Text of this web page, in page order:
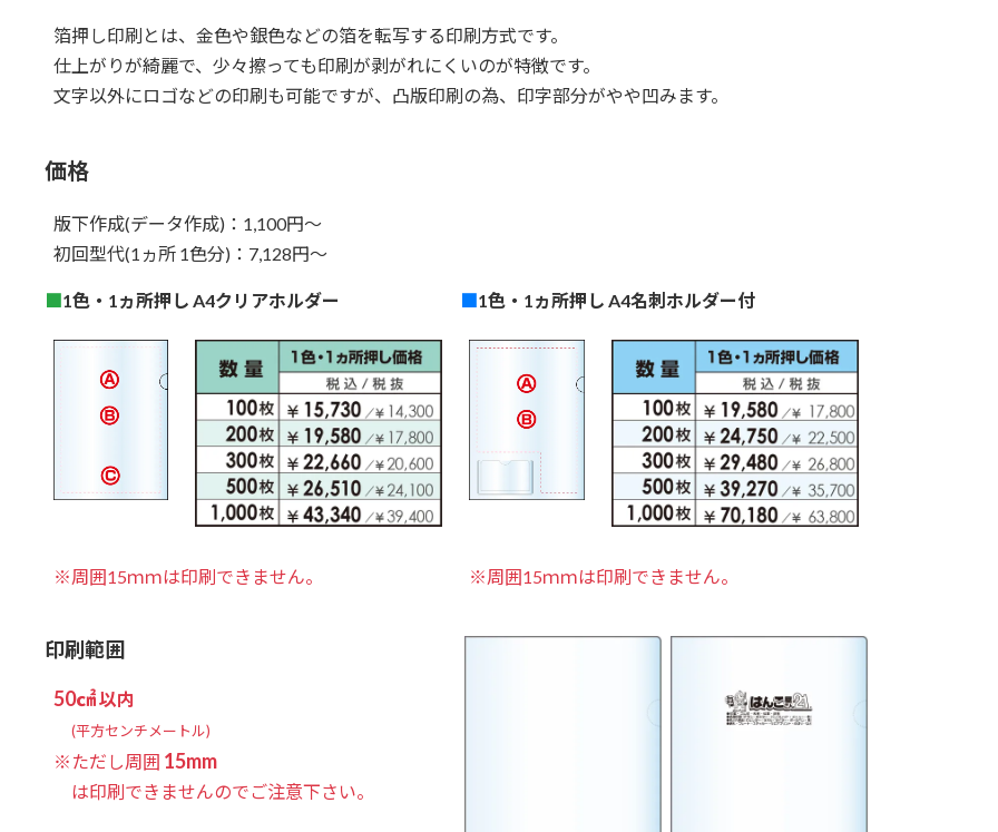
箔押し印刷とは、金色や銀色などの箔を転写する印刷方式です。
仕上がりが綺麗で、少々擦っても印刷が剥がれにくいのが特徴です。
文字以外にロゴなどの印刷も可能ですが、凸版印刷の為、印字部分がやや凹みます。
価格
版下作成(データ作成)：1,100円～
初回型代(1ヵ所 1色分)：7,128円～
■1色・1ヵ所押し A4クリアホルダー
※周囲15ｍｍは印刷できません。
■1色・1ヵ所押し A4名刺ホルダー付
※周囲15ｍｍは印刷できません。
印刷範囲
50㎠以内
(平方センチメートル)
※ただし周囲 15mm
は印刷できませんのでご注意下さい。